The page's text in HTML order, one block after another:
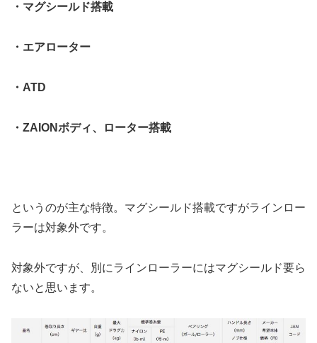
・マグシールド搭載
・エアローター
・ATD
・ZAIONボディ、ローター搭載
というのが主な特徴。マグシールド搭載ですがラインロー
ラーは対象外です。
対象外ですが、別にラインローラーにはマグシールド要ら
ないと思います。